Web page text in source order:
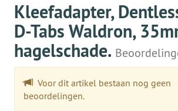
Kleefadapter,
D-Tabs Waldron,
hagelschade.
Voor dit artikel bestaan nog geen
beoordelingen.